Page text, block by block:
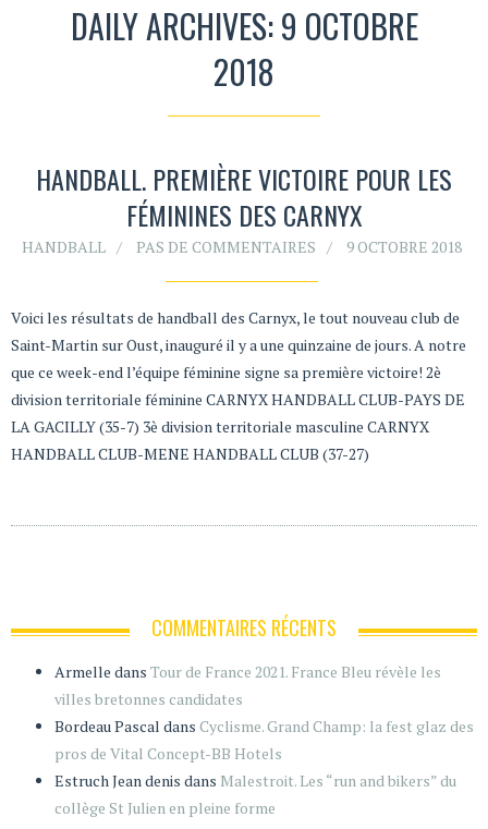
DAILY ARCHIVES: 9 OCTOBRE
2018
HANDBALL. PREMIÈRE VICTOIRE POUR LES
FÉMININES DES CARNYX
HANDBALL PAS DE COMMENTAIRES 9 OCTOBRE 2018
Voici les résultats de handball des Carnyx, le tout nouveau club de
Saint-Martin sur Oust, inauguré il y a une quinzaine de jours. A notre
que ce week-end l’équipe féminine signe sa première victoire! 2è
division territoriale féminine CARNYX HANDBALL CLUB-PAYS DE
LA GACILLY (35-7) 3è division territoriale masculine CARNYX
HANDBALL CLUB-MENE HANDBALL CLUB (37-27)
COMMENTAIRES RÉCENTS
Armelle dans Tour de France 2021. France Bleu révèle les
villes bretonnes candidates
Bordeau Pascal dans Cyclisme. Grand Champ: la fest glaz des
pros de Vital Concept-BB Hotels
Estruch Jean denis dans Malestroit. Les “run and bikers” du
collège St Julien en pleine forme